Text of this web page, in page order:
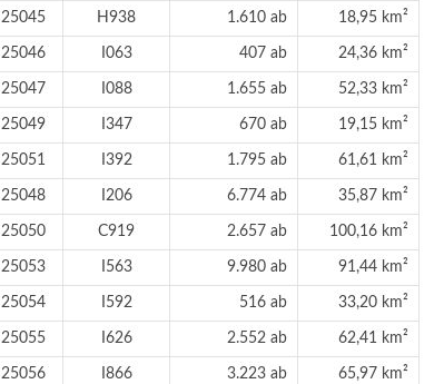
25045 H938 1.610 ab 18,95 km²
25046 I063 407 ab 24,36 km²
25047 I088 1.655 ab 52,33 km²
25049 I347 670 ab 19,15 km²
25051 I392 1.795 ab 61,61 km²
25048 I206 6.774 ab 35,87 km²
25050 C919 2.657 ab 100,16 km²
25053 I563 9.980 ab 91,44 km²
25054 I592 516 ab 33,20 km²
25055 I626 2.552 ab 62,41 km²
25056 I866 3.223 ab 65,97 km²